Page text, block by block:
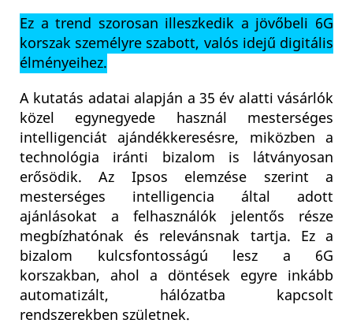
Ez a trend szorosan illeszkedik a jövőbeli 6G
korszak személyre szabott, valós idejű digitális
élményeihez.
A kutatás adatai alapján a 35 év alatti vásárlók
közel egynegyede használ mesterséges
intelligenciát ajándékkeresésre, miközben a
technológia iránti bizalom is látványosan
erősödik. Az Ipsos elemzése szerint a
mesterséges intelligencia által adott
ajánlásokat a felhasználók jelentős része
megbízhatónak és relevánsnak tartja. Ez a
bizalom kulcsfontosságú lesz a 6G
korszakban, ahol a döntések egyre inkább
automatizált, hálózatba kapcsolt
rendszerekben születnek.